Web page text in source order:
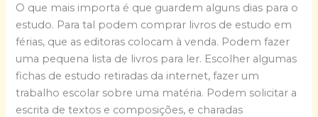
O que mais importa é que guardem alguns dias para o
estudo. Para tal podem comprar livros de estudo em
férias, que as editoras colocam à venda. Podem fazer
uma pequena lista de livros para ler. Escolher algumas
fichas de estudo retiradas da internet, fazer um
trabalho escolar sobre uma matéria. Podem solicitar a
escrita de textos e composições, e charadas